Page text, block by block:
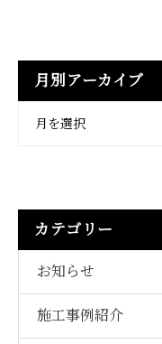
月別アーカイブ
月を選択
カテゴリー
お知らせ
施工事例紹介